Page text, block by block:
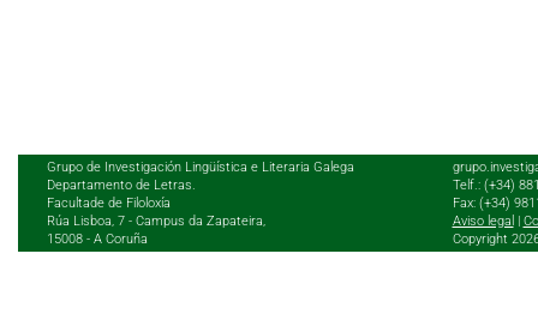
Grupo de Investigación Lingüística e Literaria Galega
Departamento de Letras.
Facultade de Filoloxía
Rúa Lisboa, 7 - Campus da Zapateira,
15008 - A Coruña
Telf.: (+34)
Fax: (+34)
Aviso legal
Copyright